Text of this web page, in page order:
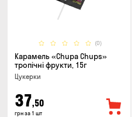
(0)
Карамель «Chupa Chups»
тропічні фрукти, 15г
Цукерки
37,50
грн за 1 шт